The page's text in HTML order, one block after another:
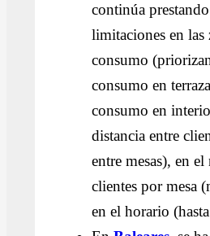
continúa
limitaciones en las
consumo
consumo en
consumo en
distancia entre
entre mesas), en
clientes por mesa
en el horario